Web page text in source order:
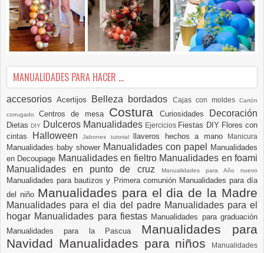
MANUALIDADES PARA HACER ...
accesoriosAcertijos Belleza bordados Cajas con moldesCartón
corrugadoCentros de mesa Costura Curiosidades Decoración
DietasDIY Dulceros Manualidades Ejercicios Fiestas DIY Flores con
cintas
Halloween Jabones tutorial llaveros hechos a mano Manicura
Manualidades baby shower Manualidades con papel
Manualidades
en Decoupage Manualidades en fieltro Manualidades en foami
Manualidades en punto de cruz
Manualidades para Año nuevo
Manualidades para bautizos y Primera comunión Manualidades para día
del niño Manualidades para el dia de la Madre
Manualidades para el dia del padre Manualidades para el
hogar Manualidades para fiestas Manualidades para graduación
Manualidades para la Pascua Manualidades para
Navidad Manualidades para niños
Manualidades